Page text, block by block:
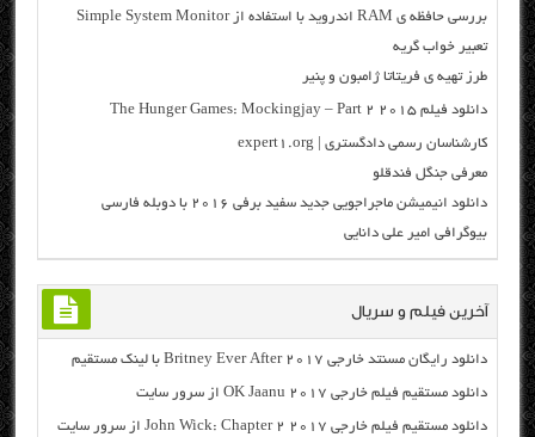
بررسی حافظه ی RAM اندروید با استفاده از Simple System Monitor
تعبیر خواب گریه
طرز تهیه ی فریتاتا ژامبون و پنیر
دانلود فیلم The Hunger Games: Mockingjay – Part 2 2015
کارشناسان رسمی دادگستری | expert1.org
معرفی جنگل فندقلو
دانلود انیمیشن ماجراجویی جدید سفید برفی ۲۰۱۶ با دوبله فارسی
بیوگرافی امیر علی دانایی
آخرین فیلم و سریال
دانلود رایگان مسنتد خارجی Britney Ever After 2017 با لینک مستقیم
دانلود مستقیم فیلم خارجی OK Jaanu 2017 از سرور سایت
دانلود مستقیم فیلم خارجی John Wick: Chapter 2 2017 از سرور سایت